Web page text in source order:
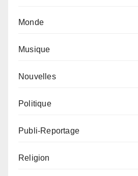
Monde
Musique
Nouvelles
Politique
Publi-Reportage
Religion